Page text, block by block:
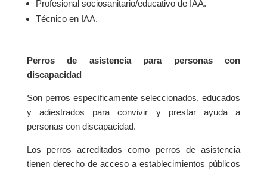
​Profesional sociosanitario/educativo de IAA.​
​Técnico en IAA.​
Perros de asistencia para personas con
discapacidad
Son perros específicamente seleccionados, educados
y adiestrados para convivir y prestar ayuda a
personas con discapacidad. ​
​Los perros acreditados como perros de asistencia
tienen derecho de acceso a establecimientos públicos